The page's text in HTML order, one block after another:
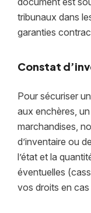
tribunaux dans
garanties
Constat
Pour sécuriser
aux enchères,
marchandises,
d’inventaire ou
l’état et la
éventuelles
vos droits en